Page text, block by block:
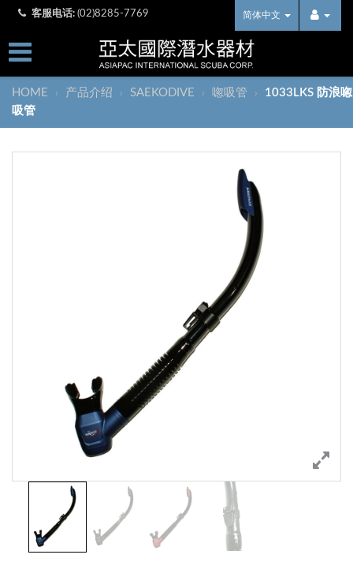
客服电话: (02)8285-7769 简体中文
HOME › 产品介绍 › SAEKODIVE › 唿吸管 ›
1033LKS 防浪唿
吸管